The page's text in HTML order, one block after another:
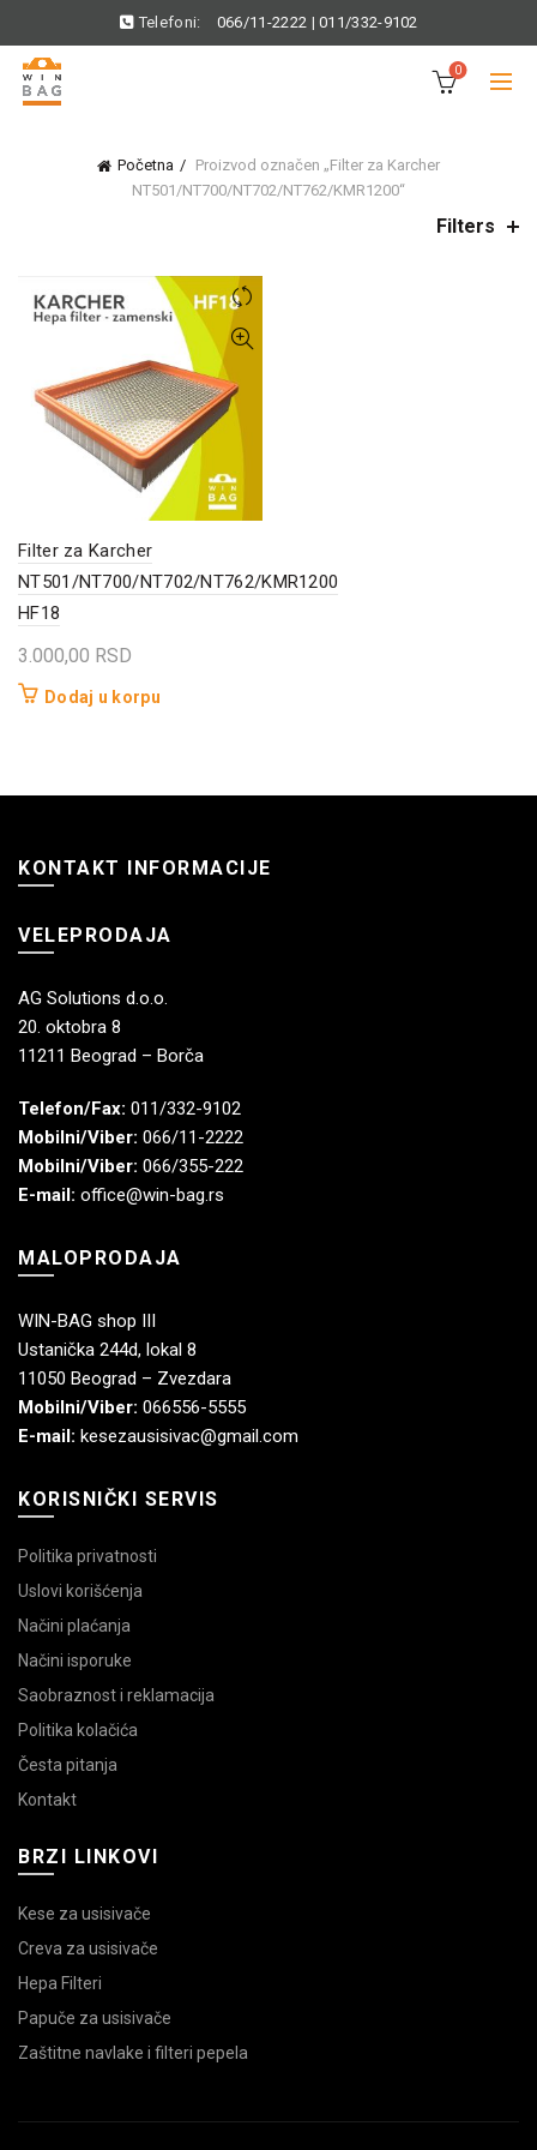
Telefoni: 066/11-2222 |011/332-9102
0
Početna
Proizvod označen „Filter za Karcher
NT501/NT700/NT702/NT762/KMR1200“
Filters
Filter za Karcher
NT501/NT700/NT702/NT762/KMR1200
HF18
3.000,00 RSD
Dodaj u korpu
KONTAKT INFORMACIJE
VELEPRODAJA
AG Solutions d.o.o.
20. oktobra 8
11211 Beograd – Borča
Telefon/Fax: 011/332-9102
Mobilni/Viber: 066/11-2222
Mobilni/Viber: 066/355-222
E-mail: office@win-bag.rs
MALOPRODAJA
WIN-BAG shop III
Ustanička 244d, lokal 8
11050 Beograd – Zvezdara
Mobilni/Viber: 066556-5555
E-mail: kesezausisivac@gmail.com
KORISNIČKI SERVIS
Politika privatnosti
Uslovi korišćenja
Načini plaćanja
Načini isporuke
Saobraznost i reklamacija
Politika kolačića
Česta pitanja
Kontakt
BRZI LINKOVI
Kese za usisivače
Creva za usisivače
Hepa Filteri
Papuče za usisivače
Zaštitne navlake i filteri pepela